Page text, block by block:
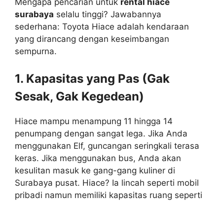
surabaya selalu tinggi? Jawabannya
sederhana: Toyota Hiace adalah kendaraan
yang dirancang dengan keseimbangan
sempurna.
1. Kapasitas yang Pas (Gak
Sesak, Gak Kegedean)
Hiace mampu menampung 11 hingga 14
penumpang dengan sangat lega. Jika Anda
menggunakan Elf, guncangan seringkali terasa
keras. Jika menggunakan bus, Anda akan
kesulitan masuk ke gang-gang kuliner di
Surabaya pusat. Hiace? Ia lincah seperti mobil
pribadi namun memiliki kapasitas ruang seperti